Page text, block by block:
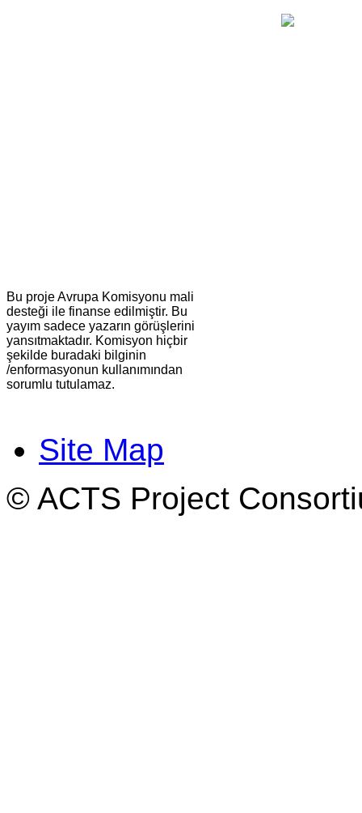
Bu proje Avrupa Komisyonu mali
desteği ile finanse edilmiştir. Bu
yayım sadece yazarın görüşlerini
yansıtmaktadır. Komisyon hiçbir
şekilde buradaki bilginin
/enformasyonun kullanımından
sorumlu tutulamaz.
Site Map
© ACTS Project